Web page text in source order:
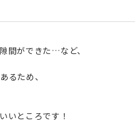
ができた…など、
るため、
いところです！